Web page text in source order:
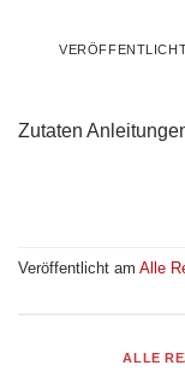
Zutaten
Veröffentlicht am Alle
ALLE